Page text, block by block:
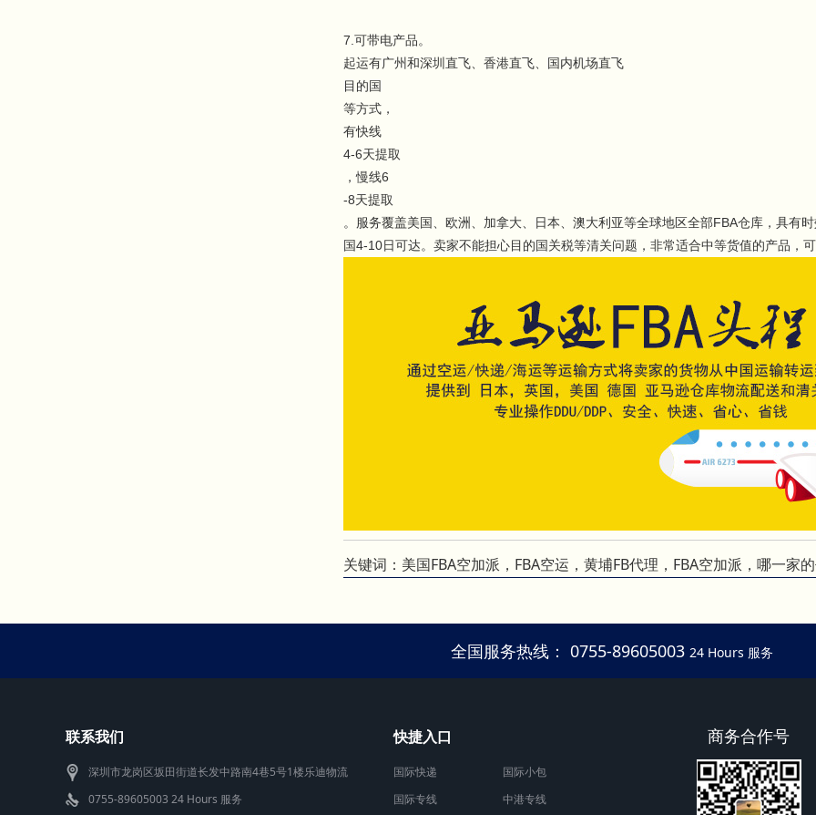
7.可带电产品。
起运有广州和深圳直飞、香港直飞、国内机场直飞
目的国
等方式，
有快线
4-6天提取
，慢线6
-8天提取
。服务覆盖美国、欧洲、加拿大、日本、澳大利亚等全球地区全部FBA仓库，具有
国4-10日可达。卖家不能担心目的国关税等清关问题，非常适合中等货值的产品，
关键词：美国FBA空加派，FBA空运，黄埔FB代理，FBA空加派，哪一家
全国服务热线： 0755-89605003 24 Hours 服务
联系我们
深圳市龙岗区坂田街道长发中路南4巷5号1楼乐迪物流
0755-89605003 24 Hours 服务
快捷入口
国际快递
国际小包
国际专线
中港专线
商务合作号